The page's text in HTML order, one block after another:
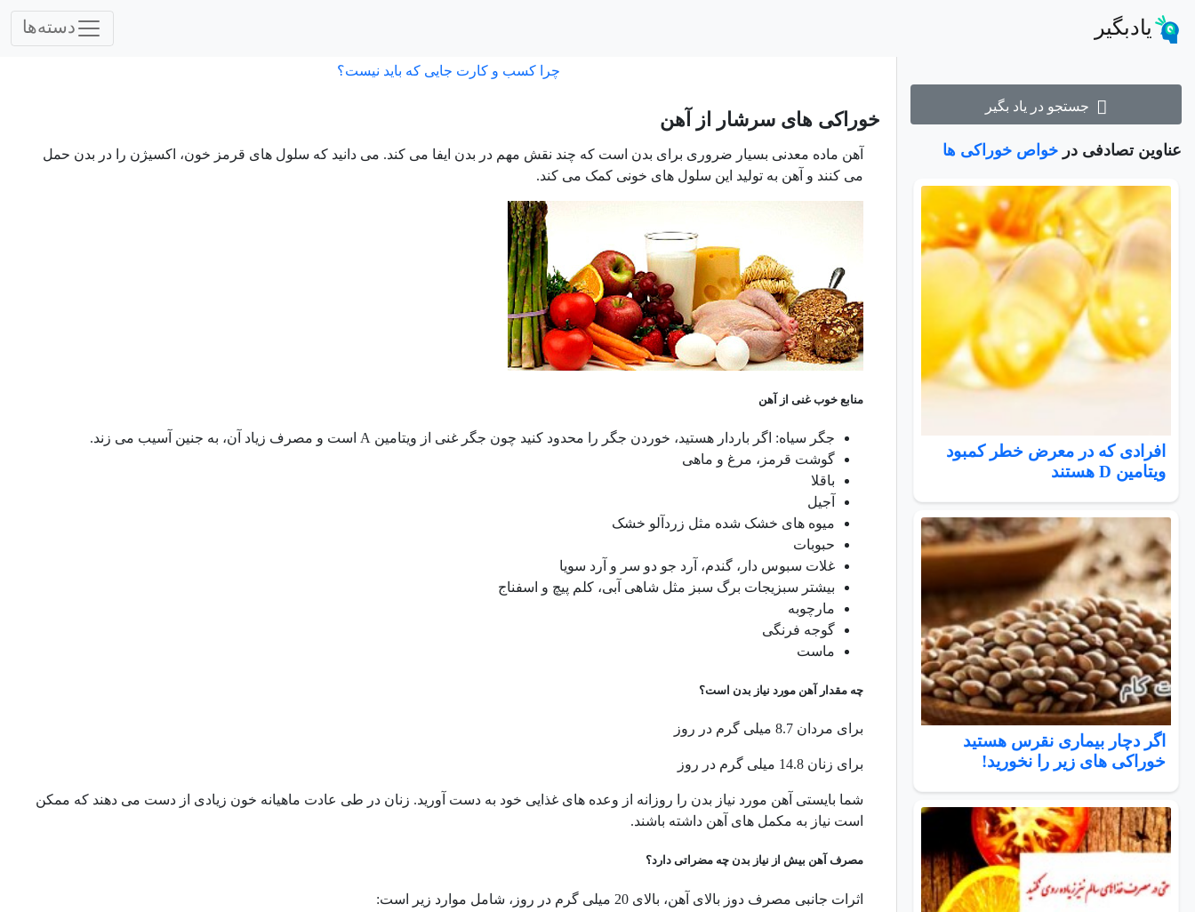
یادبگیر دسته‌ها
جستجو در یاد بگیر
عناوین تصادفی در خواص خوراکی ها
افرادی که در معرض خطر کمبود
ویتامین D هستند
اگر دچار بیماری نقرس هستید
خوراکی های زیر را نخورید!
چرا کسب و کارت جایی که باید نیست؟
خوراکی های سرشار از آهن
آهن ماده معدنی بسیار ضروری برای بدن است که چند نقش مهم در بدن ایفا می کند. می دانید که سلول های قرمز خون، اکسیژن را در بدن حمل
می کنند و آهن به تولید این سلول های خونی کمک می کند.
منابع خوب غنی از آهن
جگر سیاه: اگر باردار هستید، خوردن جگر را محدود کنید چون جگر غنی از ویتامین A است و مصرف زیاد آن، به جنین آسیب می زند.
گوشت قرمز، مرغ و ماهی
باقلا
آجیل
میوه های خشک شده مثل زردآلو خشک
حبوبات
غلات سبوس دار، گندم، آرد جو دو سر و آرد سویا
بیشتر سبزیجات برگ سبز مثل شاهی آبی، کلم پیچ و اسفناج
مارچوبه
گوجه فرنگی
ماست
چه مقدار آهن مورد نیاز بدن است؟
برای مردان 8.7 میلی گرم در روز
برای زنان 14.8 میلی گرم در روز
شما بایستی آهن مورد نیاز بدن را روزانه از وعده های غذایی خود به دست آورید. زنان در طی عادت ماهیانه خون زیادی از دست می دهند که ممکن
است نیاز به مکمل های آهن داشته باشند.
مصرف آهن بیش از نیاز بدن چه مضراتی دارد؟
اثرات جانبی مصرف دوز بالای آهن، بالای 20 میلی گرم در روز، شامل موارد زیر است: